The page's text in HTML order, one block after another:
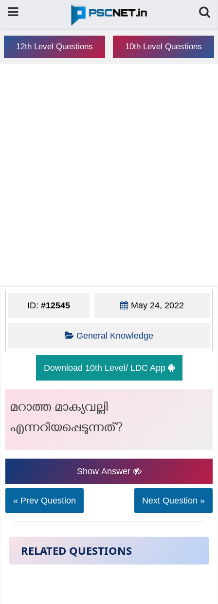
12th Level Questions 10th Level Questions
ID:#12545 May 24, 2022
General Knowledge
Download 10th Level/ LDC App
മറാത്ത മാക്യവല്ലി
എന്നറിയപ്പെടുന്നത്?
Show Answer
« Prev Question Next Question »
RELATED QUESTIONS